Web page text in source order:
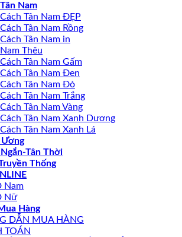
Nam
Tân Nam ĐẸP
Tân Nam Rồng
Tân Nam in
Thêu
Tân Nam Gấm
Tân Nam Đen
Tân Nam Đỏ
Tân Nam Trắng
Tân Nam Vàng
Tân Nam Xanh Dương
Tân Nam Xanh Lá
Tân Thời
Thống
Nam
Nữ
Hàng
DẪN MUA HÀNG
TOÁN